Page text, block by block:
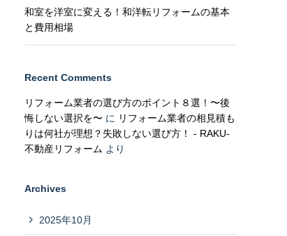
和室を洋室に変える！和洋転リフォームの基本
と費用相場
Recent Comments
リフォーム業者の選び方のポイント８選！〜後
悔しない選択を〜 に リフォーム業者の相見積も
りは何社が理想？失敗しない選び方！ - RAKU-
不動産リフォーム より
Archives
2025年10月